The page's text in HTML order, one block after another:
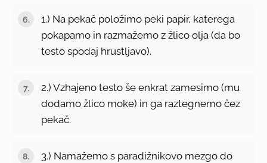
1.) Na pekač položimo peki papir, katerega
pokapamo in razmažemo z žlico olja (da bo
testo spodaj hrustljavo).
2.) Vzhajeno testo še enkrat zamesimo (mu
dodamo žlico moke) in ga raztegnemo čez
pekač.
3.) Namažemo s paradižnikovo mezgo do